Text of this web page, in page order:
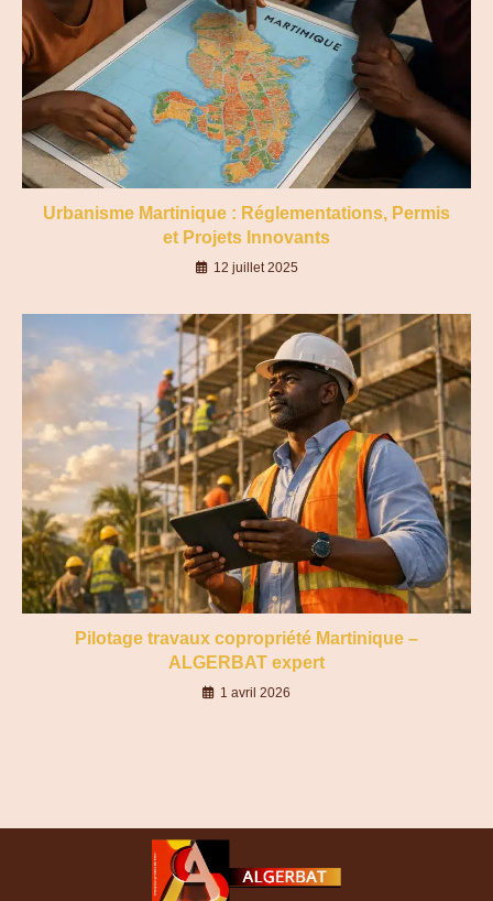
Urbanisme Martinique : Réglementations, Permis
et Projets Innovants
12 juillet 2025
Pilotage travaux copropriété Martinique –
ALGERBAT expert
1 avril 2026